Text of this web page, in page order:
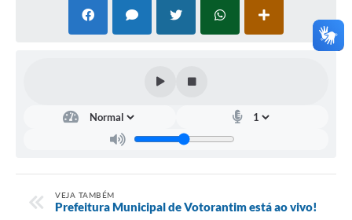
Arquivos para Download
Manual para arquivo de remessa – NFSe
Lei de Acesso à Informação
Legislação
VEJA TAMBÉM
Prefeitura Municipal de Votorantim está ao vivo!